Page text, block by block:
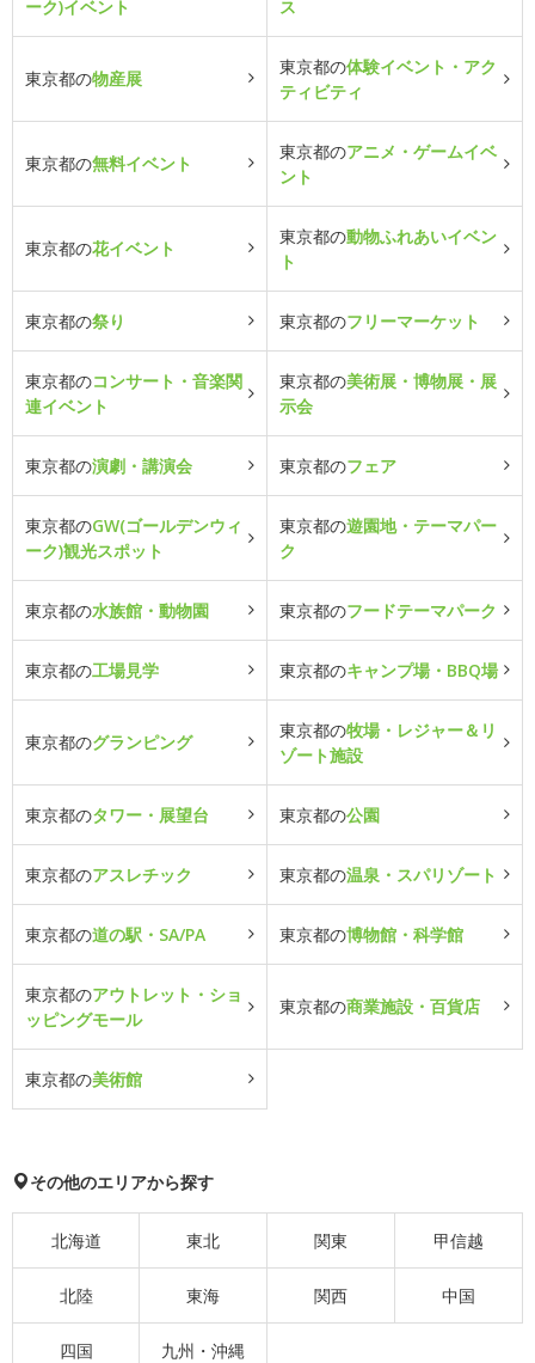
ーク)イベント ス
東京都の物産展
東京都の体験イベント・アク
ティビティ
東京都の無料イベント
東京都のアニメ・ゲームイベ
ント
東京都の花イベント
東京都の動物ふれあいイベン
ト
東京都の祭り 東京都のフリーマーケット
東京都のコンサート・音楽関
連イベント
東京都の美術展・博物展・展
示会
東京都の演劇・講演会 東京都のフェア
東京都のGW(ゴールデンウィ
ーク)観光スポット
東京都の遊園地・テーマパー
ク
東京都の水族館・動物園 東京都のフードテーマパーク
東京都の工場見学 東京都のキャンプ場・BBQ場
東京都のグランピング
東京都の牧場・レジャー＆リ
ゾート施設
東京都のタワー・展望台 東京都の公園
東京都のアスレチック 東京都の温泉・スパリゾート
東京都の道の駅・SA/PA 東京都の博物館・科学館
東京都のアウトレット・ショ
ッピングモール
東京都の商業施設・百貨店
東京都の美術館
その他のエリアから探す
北海道 東北 関東 甲信越
北陸 東海 関西 中国
四国 九州・沖縄